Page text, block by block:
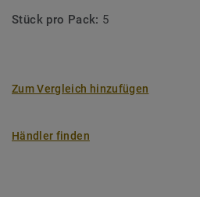
Stück pro Pack: 5
Zum Vergleich hinzufügen
Händler finden